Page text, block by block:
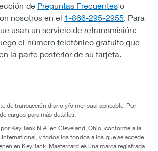
de Preguntas Frecuenteso
nosotros en el 1-866-295-2955. Para
usan un servicio de retransmisión:
el número telefónico gratuito que
la parte posterior de su tarjeta.
de transacción diario y/o mensual aplicable. Por
cargos para más detalles.
KeyBank N.A. en Cleveland, Ohio, conforme a la
y todos los fondos a los que se accede
en KeyBank. Mastercard es una marca registrada